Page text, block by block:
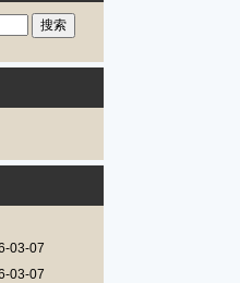
03-07
03-07